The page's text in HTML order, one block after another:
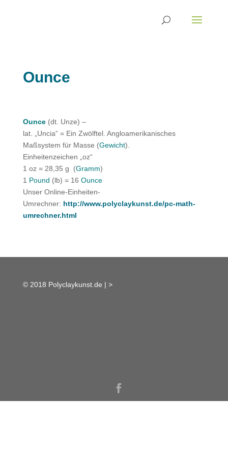
Ounce
Ounce (dt. Unze) –
lat. „Uncia“ = Ein Zwölftel. Angloamerikanisches
Maßsystem für Masse (Gewicht).
Einheitenzeichen „oz“
1 oz = 28,35 g (Gramm)
1 Pound (lb) = 16 Ounce
Unser Online-Einheiten-
Umrechner: http://www.polyclaykunst.de/pc-math-
umrechner.html
© 2018 Polyclaykunst.de | >